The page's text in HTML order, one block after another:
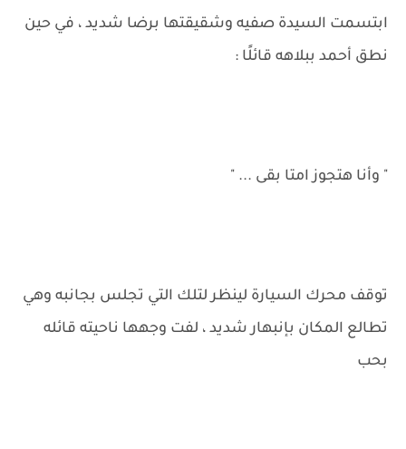
ابتسمت السيدة صفيه وشقيقتها برضا شديد ، في حين
نطق أحمد ببلاهه قائلًا :
" وأنا هتجوز امتا بقى ... "
توقف محرك السيارة لينظر لتلك التي تجلس بجانبه وهي
تطالع المكان بإنبهار شديد ، لفت وجهها ناحيته قائله
بحب